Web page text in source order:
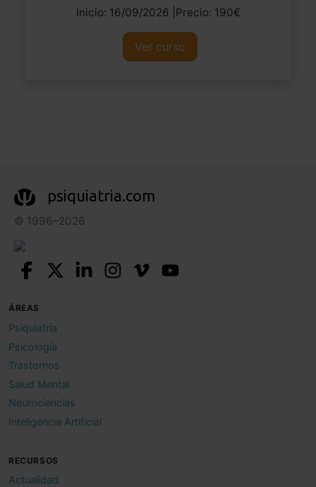
Inicio: 16/09/2026 |Precio: 190€
Ver curso
psiquiatria.com
© 1996–2026
ÁREAS
Psiquiatría
Psicología
Trastornos
Salud Mental
Neurociencias
Inteligencia Artificial
RECURSOS
Actualidad